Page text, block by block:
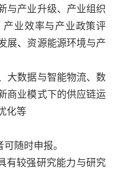
与产业升级、产业组织
业效率与产业政策评
展、资源能源环境与产
大数据与智能物流、数
商业模式下的供应链运
化等
随时申报。
有较强研究能力与研究